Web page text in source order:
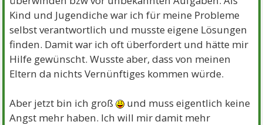
Kind und Jugendiche war ich für meine Probleme
selbst verantwortlich und musste eigene Lösungen
finden. Damit war ich oft überfordert und hätte mir
Hilfe gewünscht. Wusste aber, dass von meinen
Eltern da nichts Vernünftiges kommen würde.
Aber jetzt bin ich groß
und muss eigentlich keine
Angst mehr haben. Ich will mir damit mehr